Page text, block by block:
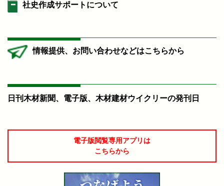
社史作成サポートについて
情報提供、お問い合わせなどはこちらから
日刊木材新聞、電子版、木材建材ウイクリーの発刊日
電子版閲覧専用アプリは
こちらから